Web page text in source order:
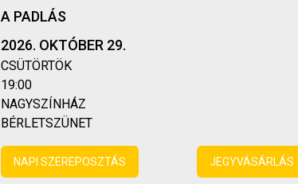
A PADLÁS
2026. OKTÓBER 29.
CSÜTÖRTÖK
19:00
NAGYSZÍNHÁZ
BÉRLETSZÜNET
NAPI SZEREPOSZTÁS JEGYVÁSÁRLÁS